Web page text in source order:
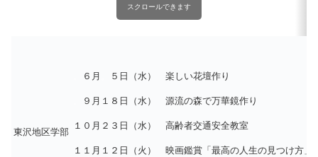
東沢地区学部
６月 ５日（水） 楽しい花壇作り
９月１８日（水） 源流の森で万華鏡作り
１０月２３日（水） 高齢者交通安全教室
１１月１２日（火） 映画鑑賞「最高の人生の見つけ方」
スクロールできます